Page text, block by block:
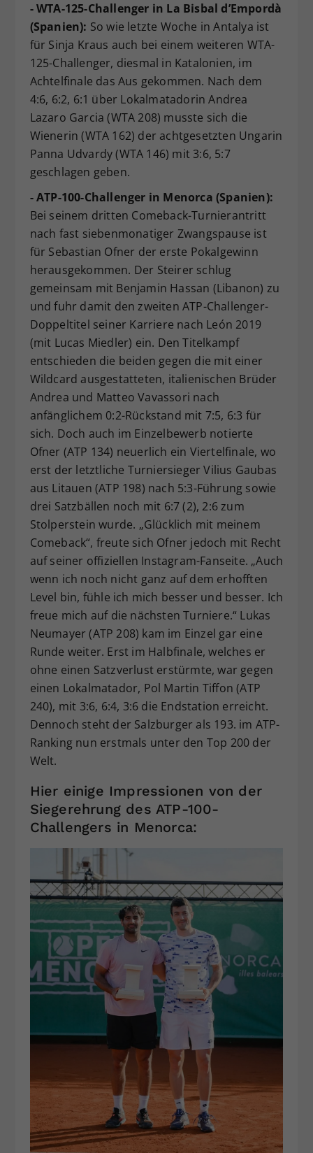
- WTA-125-Challenger in La Bisbal d’Empordà
(Spanien): So wie letzte Woche in Antalya ist
für Sinja Kraus auch bei einem weiteren WTA-
125-Challenger, diesmal in Katalonien, im
Achtelfinale das Aus gekommen. Nach dem
4:6, 6:2, 6:1 über Lokalmatadorin Andrea
Lazaro Garcia (WTA 208) musste sich die
Wienerin (WTA 162) der achtgesetzten Ungarin
Panna Udvardy (WTA 146) mit 3:6, 5:7
geschlagen geben.
- ATP-100-Challenger in Menorca (Spanien):
Bei seinem dritten Comeback-Turnierantritt
nach fast siebenmonatiger Zwangspause ist
für Sebastian Ofner der erste Pokalgewinn
herausgekommen. Der Steirer schlug
gemeinsam mit Benjamin Hassan (Libanon) zu
und fuhr damit den zweiten ATP-Challenger-
Doppeltitel seiner Karriere nach León 2019
(mit Lucas Miedler) ein. Den Titelkampf
entschieden die beiden gegen die mit einer
Wildcard ausgestatteten, italienischen Brüder
Andrea und Matteo Vavassori nach
anfänglichem 0:2-Rückstand mit 7:5, 6:3 für
sich. Doch auch im Einzelbewerb notierte
Ofner (ATP 134) neuerlich ein Viertelfinale, wo
erst der letztliche Turniersieger Vilius Gaubas
aus Litauen (ATP 198) nach 5:3-Führung sowie
drei Satzbällen noch mit 6:7 (2), 2:6 zum
Stolperstein wurde. „Glücklich mit meinem
Comeback“, freute sich Ofner jedoch mit Recht
auf seiner offiziellen Instagram-Fanseite. „Auch
wenn ich noch nicht ganz auf dem erhofften
Level bin, fühle ich mich besser und besser. Ich
freue mich auf die nächsten Turniere.“ Lukas
Neumayer (ATP 208) kam im Einzel gar eine
Runde weiter. Erst im Halbfinale, welches er
ohne einen Satzverlust erstürmte, war gegen
einen Lokalmatador, Pol Martin Tiffon (ATP
240), mit 3:6, 6:4, 3:6 die Endstation erreicht.
Dennoch steht der Salzburger als 193. im ATP-
Ranking nun erstmals unter den Top 200 der
Welt.
Hier einige Impressionen von der
Siegerehrung des ATP-100-
Challengers in Menorca: